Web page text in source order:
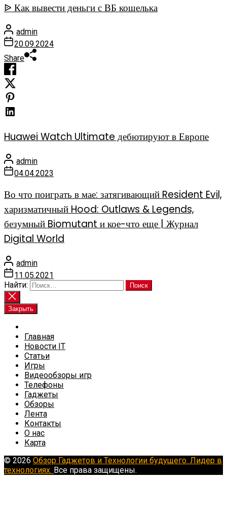
ᐉ Как вывести деньги с ВБ кошелька
admin
20.09.2024
Share
Huawei Watch Ultimate дебютируют в Европе
admin
04.04.2023
Во что поиграть в мае: затягивающий Resident Evil,
харизматичный Hood: Outlaws & Legends,
безумный Biomutant и кое-что еще | Журнал
Digital World
admin
11.05.2021
Найти:
Закрыть
Главная
Новости IT
Статьи
Игры
Видеообзоры игр
Телефоны
Гаджеты
Обзоры
Лента
Контакты
О нас
Карта
© 2026 Обзор Гаджетов и Технологии будущего. Лидер в
технологиях. Все права защищены.